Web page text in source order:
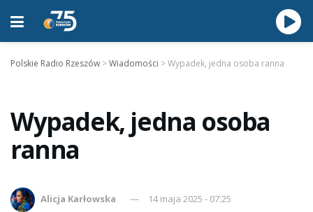
Polskie Radio Rzeszów >Wiadomości >Wypadek, jedna osoba ranna
Wypadek, jedna osoba
ranna
Alicja Karłowska
14 maja 2025 - 07:25